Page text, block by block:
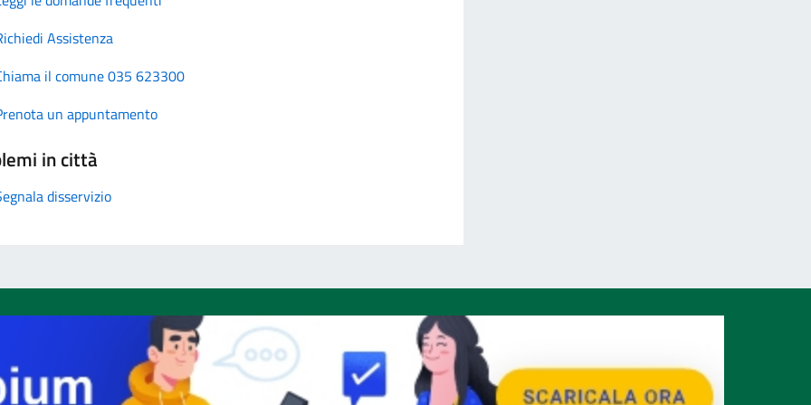
Assistenza
il comune 035 623300
un appuntamento
in città
disservizio